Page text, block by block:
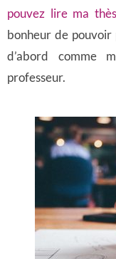
pouvez lire ma
bonheur de
d’abord comme
professeur.